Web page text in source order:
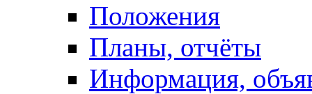
Положения
Планы, отчёты
Информация,